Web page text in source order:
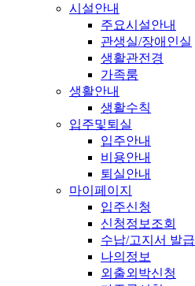
시설안내
주요시설안내
관생실/장애인실
생활관전경
가족룸
생활안내
생활수칙
입주및퇴실
입주안내
비용안내
퇴실안내
마이페이지
입주신청
신청정보조회
수납/고지서 발급
나의정보
외출외박신청